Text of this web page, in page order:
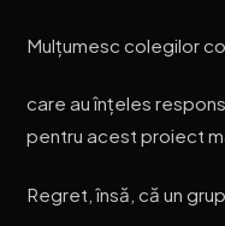
Mulțumesc colegilor
care au înțeles
pentru acest proiect
Regret, însă, că un